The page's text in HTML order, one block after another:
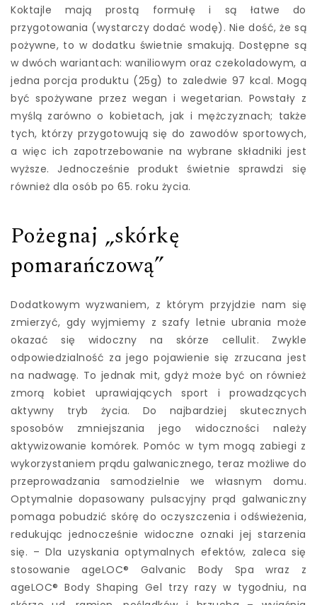
Koktajle mają prostą formułę i są łatwe do
przygotowania (wystarczy dodać wodę). Nie dość, że są
pożywne, to w dodatku świetnie smakują. Dostępne są
w dwóch wariantach: waniliowym oraz czekoladowym, a
jedna porcja produktu (25g) to zaledwie 97 kcal. Mogą
być spożywane przez wegan i wegetarian. Powstały z
myślą zarówno o kobietach, jak i mężczyznach; także
tych, którzy przygotowują się do zawodów sportowych,
a więc ich zapotrzebowanie na wybrane składniki jest
wyższe. Jednocześnie produkt świetnie sprawdzi się
również dla osób po 65. roku życia.
Pożegnaj „skórkę
pomarańczową”
Dodatkowym wyzwaniem, z którym przyjdzie nam się
zmierzyć, gdy wyjmiemy z szafy letnie ubrania może
okazać się widoczny na skórze cellulit. Zwykle
odpowiedzialność za jego pojawienie się zrzucana jest
na nadwagę. To jednak mit, gdyż może być on również
zmorą kobiet uprawiających sport i prowadzących
aktywny tryb życia. Do najbardziej skutecznych
sposobów zmniejszania jego widoczności należy
aktywizowanie komórek. Pomóc w tym mogą zabiegi z
wykorzystaniem prądu galwanicznego, teraz możliwe do
przeprowadzania samodzielnie we własnym domu.
Optymalnie dopasowany pulsacyjny prąd galwaniczny
pomaga pobudzić skórę do oczyszczenia i odświeżenia,
redukując jednocześnie widoczne oznaki jej starzenia
się. – Dla uzyskania optymalnych efektów, zaleca się
stosowanie ageLOC® Galvanic Body Spa wraz z
ageLOC® Body Shaping Gel trzy razy w tygodniu, na